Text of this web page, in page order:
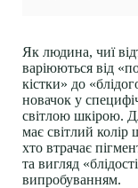
Як людина, чиї
варіюються від
кістки» до
новачок у
світлою шкірою.
має світлий колір
хто втрачає
та вигляд
випробуванням.